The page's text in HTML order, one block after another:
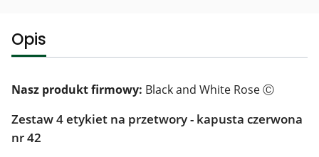
Opis
Nasz produkt firmowy: Black and White Rose Ⓒ
Zestaw 4 etykiet na przetwory - kapusta czerwona
nr 42